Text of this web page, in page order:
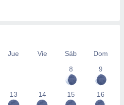
Jue Vie Sáb
Dom
8
9
13 14 15 16